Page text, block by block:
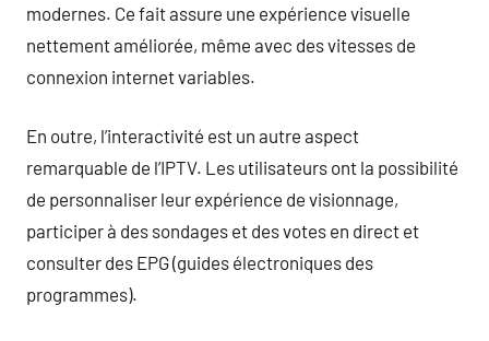
modernes. Ce fait assure une expérience visuelle
nettement améliorée, même avec des vitesses de
connexion internet variables.
En outre, l’interactivité est un autre aspect
remarquable de l’IPTV. Les utilisateurs ont la possibilité
de personnaliser leur expérience de visionnage,
participer à des sondages et des votes en direct et
consulter des EPG (guides électroniques des
programmes).